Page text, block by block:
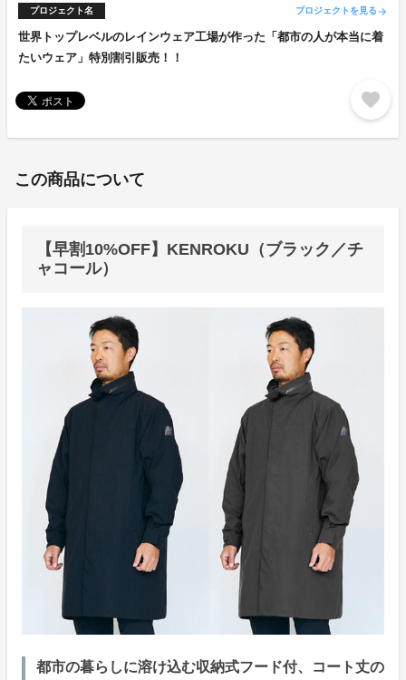
プロジェクト名 プロジェクトを見る arrow_forward
世界トップレベルのレインウェア工場が作った「都市の人が本当に着
たいウェア」特別割引販売！！
favorite
この商品について
【早割10%OFF】KENROKU（ブラック／チ
ャコール）
都市の暮らしに溶け込む収納式フード付、コート丈の